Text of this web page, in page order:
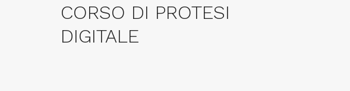
CORSO DI PROTESI
DIGITALE